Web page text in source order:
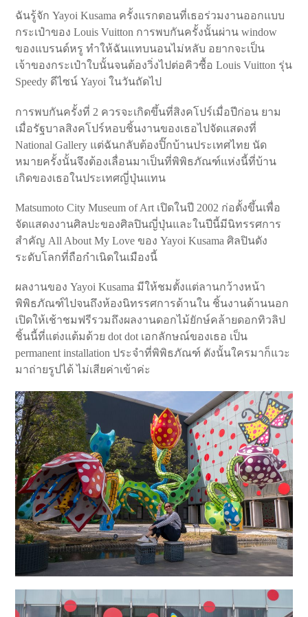
ฉันรู้จัก Yayoi Kusama ครั้งแรกตอนที่เธอร่วมงานออกแบบ
กระเป๋าของ Louis Vuitton การพบกันครั้งนั้นผ่าน window
ของแบรนด์หรู ทำให้ฉันแทบนอนไม่หลับ อยากจะเป็น
เจ้าของกระเป๋าใบนั้นจนต้องวิ่งไปต่อคิวซื้อ Louis Vuitton รุ่น
Speedy ดีไซน์ Yayoi ในวันถัดไป
การพบกันครั้งที่ 2 ควรจะเกิดขึ้นที่สิงคโปร์เมื่อปีก่อน ยาม
เมื่อรัฐบาลสิงคโปร์หอบชิ้นงานของเธอไปจัดแสดงที่
National Gallery แต่ฉันกลับต้องปิ๊กบ้านประเทศไทย นัด
หมายครั้งนั้นจึงต้องเลื่อนมาเป็นที่พิพิธภัณฑ์แห่งนี้ที่บ้าน
เกิดของเธอในประเทศญี่ปุ่นแทน
Matsumoto City Museum of Art เปิดในปี 2002 ก่อตั้งขึ้นเพื่อ
จัดแสดงงานศิลปะของศิลปินญี่ปุ่นและในปีนี้มีนิทรรศการ
สำคัญ All About My Love ของ Yayoi Kusama ศิลปินดัง
ระดับโลกที่ถือกำเนิดในเมืองนี้
ผลงานของ Yayoi Kusama มีให้ชมตั้งแต่ลานกว้างหน้า
พิพิธภัณฑ์ไปจนถึงห้องนิทรรศการด้านใน ชิ้นงานด้านนอก
เปิดให้เช้าชมฟรีรวมถึงผลงานดอกไม้ยักษ์คล้ายดอกทิวลิป
ชิ้นนี้ที่แต่งแต้มด้วย dot dot เอกลักษณ์ของเธอ เป็น
permanent installation ประจำที่พิพิธภัณฑ์ ดังนั้นใครมาก็แวะ
มาถ่ายรูปได้ ไม่เสียค่าเข้าค่ะ